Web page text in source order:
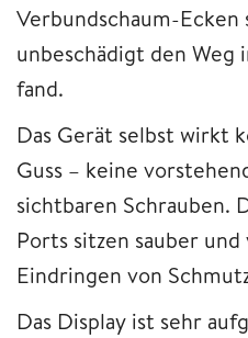
Verbundschaum-Ecken
unbeschädigt den Weg
fand.
Das Gerät selbst wirkt
Guss – keine
sichtbaren Schrauben.
Ports sitzen sauber
Eindringen von
Das Display ist sehr